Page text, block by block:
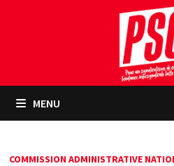
MENU
COMMISSION ADMINISTRATIVE